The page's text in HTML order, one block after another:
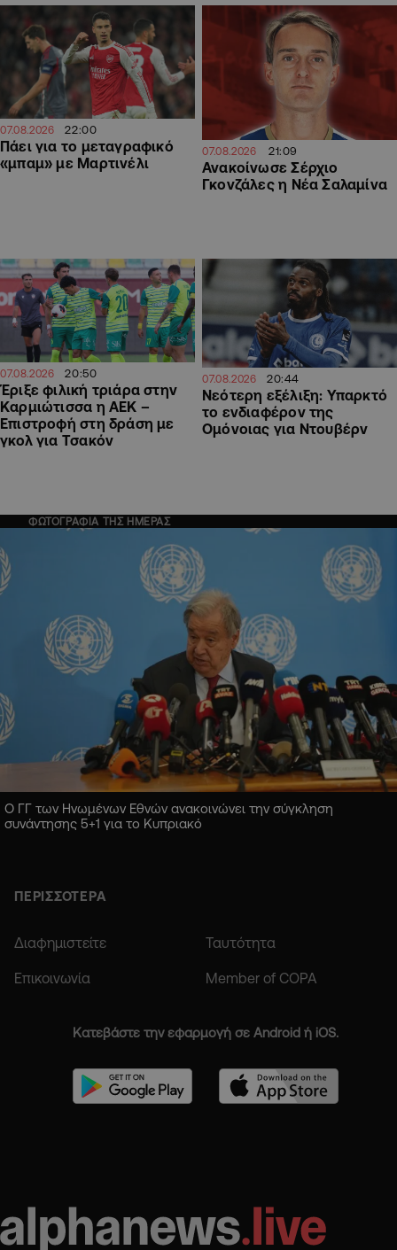
07.08.2026 22:00
Πάει για το μεταγραφικό
«μπαμ» με Μαρτινέλι
07.08.2026 21:09
Ανακοίνωσε Σέρχιο
Γκονζάλες η Νέα Σαλαμίνα
07.08.2026 20:50
Έριξε φιλική τριάρα στην
Καρμιώτισσα η ΑΕΚ –
Επιστροφή στη δράση με
γκολ για Τσακόν
07.08.2026 20:44
Νεότερη εξέλιξη: Υπαρκτό
το ενδιαφέρον της
Ομόνοιας για Ντουβέρν
ΦΩΤΟΓΡΑΦΙΑ ΤΗΣ ΗΜΕΡΑΣ
Ο ΓΓ των Ηνωμένων Εθνών ανακοινώνει την σύγκληση
συνάντησης 5+1 για το Κυπριακό
ΠΕΡΙΣΣΟΤΕΡΑ
Διαφημιστείτε Ταυτότητα
Επικοινωνία Member of COPA
Κατεβάστε την εφαρμογή σε Android ή iOS.